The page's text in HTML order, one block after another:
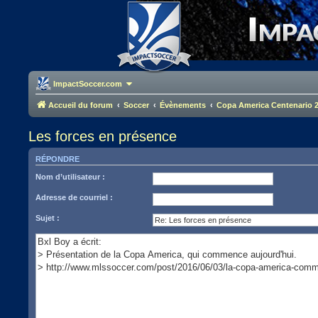
ImpactSoccer.com
Accueil du forum Soccer Évènements Copa America Centenario
Les forces en présence
RÉPONDRE
Nom d’utilisateur :
Adresse de courriel :
Sujet :